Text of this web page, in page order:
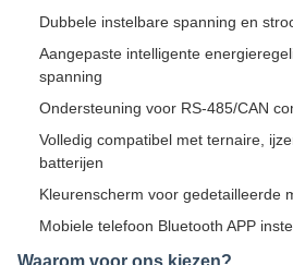
Dubbele instelbare spanning en
Aangepaste intelligente
spanning
Ondersteuning voor RS-485/CAN
Volledig compatibel met ternaire,
batterijen
Kleurenscherm voor gedetailleerde
Mobiele telefoon Bluetooth APP
Waarom voor ons kiezen?